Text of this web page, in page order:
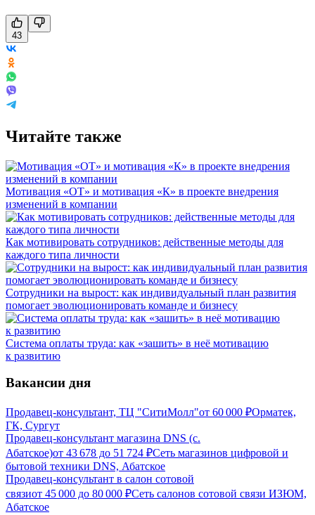
43
Читайте также
Мотивация «ОТ» и мотивация «К» в проекте внедрения
изменений в компании
Как мотивировать сотрудников: действенные методы для
каждого типа личности
Сотрудники на вырост: как индивидуальный план развития
помогает эволюционировать команде и бизнесу
Система оплаты труда: как «зашить» в неё мотивацию
к развитию
Вакансии дня
Продавец-консультант, ТЦ "СитиМолл"от 60 000 ₽Орматек,
ГК, Сургут
Продавец-консультант магазина DNS (с.
Абатское)от 43 678 до 51 724 ₽Сеть магазинов цифровой и
бытовой техники DNS, Абатское
Продавец-консультант в салон сотовой
связиот 45 000 до 80 000 ₽Сеть салонов сотовой связи ИЗЮМ,
Абатское